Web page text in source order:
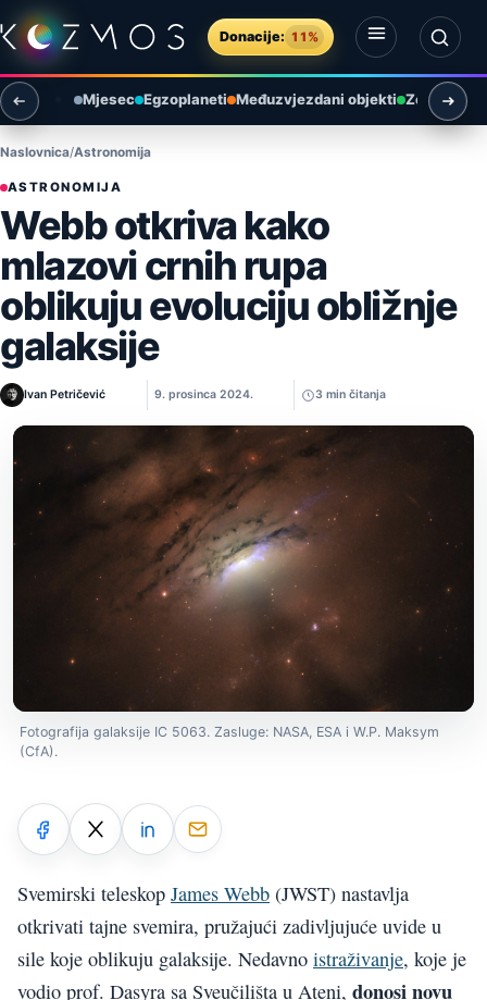
Preskoči na sadržaj
Donacije: 11%
Otvori izbornik
Otvori pretragu
Mjesec Egzoplaneti Međuzvjezdani objekti Zemlja i
Naslovnica Astronomija
ASTRONOMIJA
Webb otkriva kako
mlazovi crnih rupa
oblikuju evoluciju obližnje
galaksije
Ivan Petričević 9. prosinca 2024. 3 min čitanja
Fotografija galaksije IC 5063. Zasluge: NASA, ESA i W.P. Maksym
(CfA).
Svemirski teleskop James Webb (JWST) nastavlja
otkrivati tajne svemira, pružajući zadivljujuće uvide u
sile koje oblikuju galaksije. Nedavno istraživanje, koje je
vodio prof. Dasyra sa Sveučilišta u Ateni, donosi novu